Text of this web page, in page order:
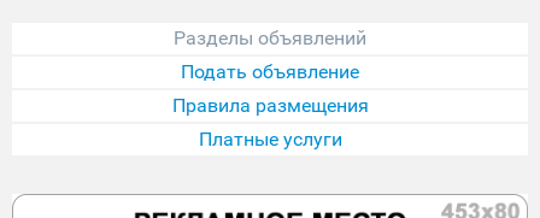
Разделы объявлений
Подать объявление
Правила размещения
Платные услуги